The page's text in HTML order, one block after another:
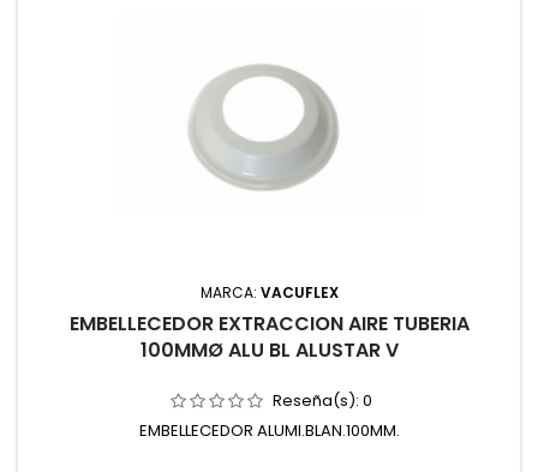
MARCA: VACUFLEX
EMBELLECEDOR EXTRACCION AIRE TUBERIA
100MMØ ALU BL ALUSTAR V
Reseña(s): 0
EMBELLECEDOR ALUMI.BLAN.100MM.